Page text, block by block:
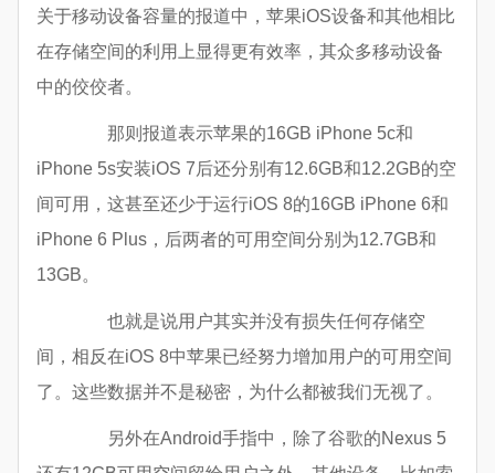
关于移动设备容量的报道中，苹果iOS设备和其他相比
在存储空间的利用上显得更有效率，其众多移动设备
中的佼佼者。
那则报道表示苹果的16GB iPhone 5c和
iPhone 5s安装iOS 7后还分别有12.6GB和12.2GB的空
间可用，这甚至还少于运行iOS 8的16GB iPhone 6和
iPhone 6 Plus，后两者的可用空间分别为12.7GB和
13GB。
也就是说用户其实并没有损失任何存储空
间，相反在iOS 8中苹果已经努力增加用户的可用空间
了。这些数据并不是秘密，为什么都被我们无视了。
另外在Android手指中，除了谷歌的Nexus 5